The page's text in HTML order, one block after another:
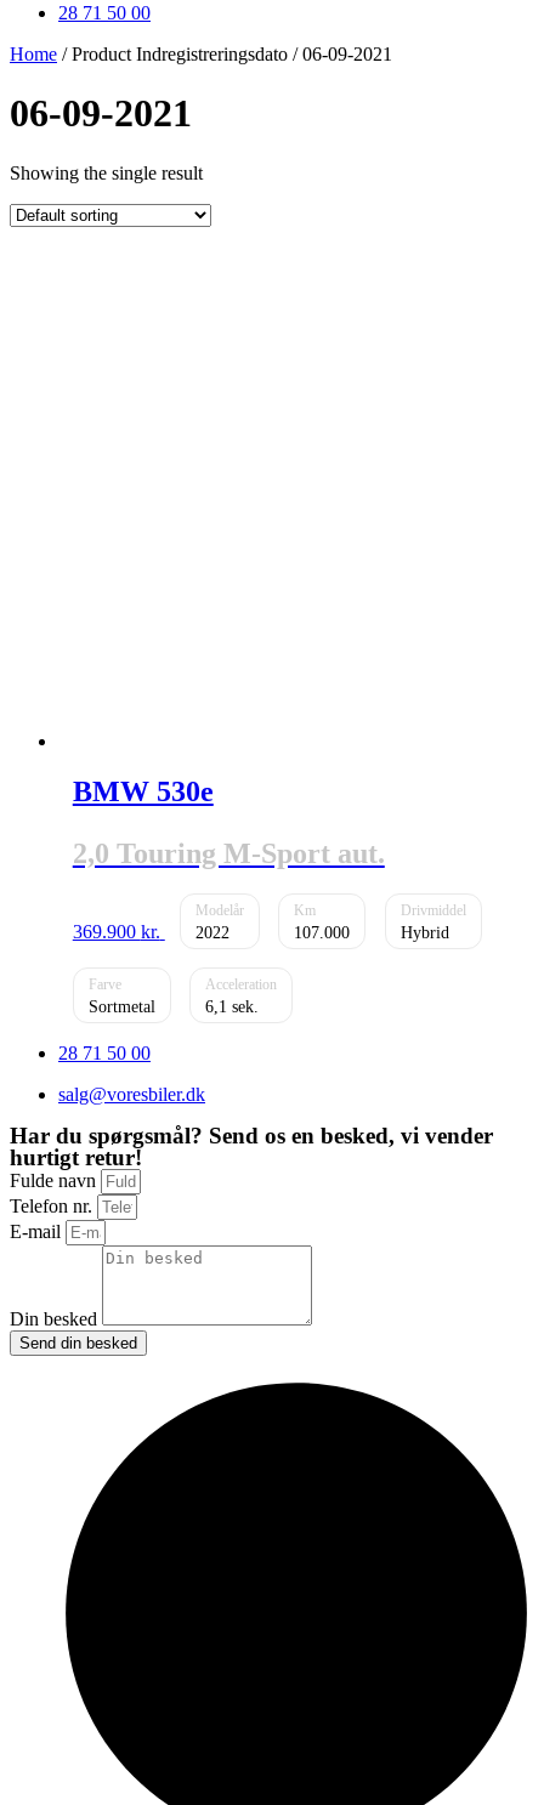
28 71 50 00
Home / Product Indregistreringsdato / 06-09-2021
06-09-2021
Showing the single result
BMW 530e
2,0 Touring M-Sport aut.
369.900 kr. 2022 107.000 Hybrid
Sortmetal 6,1
28 71 50 00
salg@voresbiler.dk
Har du spørgsmål? Send os en besked, vi vender
hurtigt retur!
Fulde navn
Telefon nr.
E-mail
Din besked
Send din besked